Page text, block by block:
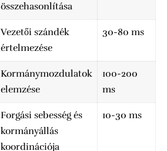
összehasonlítása
Vezetői szándék
értelmezése
30-80 ms
Kormánymozdulatok
elemzése
100-200
ms
Forgási sebesség és
kormányállás
koordinációja
10-30 ms